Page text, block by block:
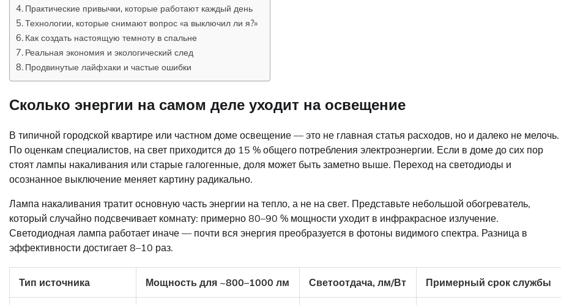
Практические привычки, которые работают каждый день
Технологии, которые снимают вопрос «а выключил ли я?»
Как создать настоящую темноту в спальне
Реальная экономия и экологический след
Продвинутые лайфхаки и частые ошибки
Сколько энергии на самом деле уходит на освещение
В типичной городской квартире или частном доме освещение — это не главная статья расходов, но и далеко не мелочь.
По оценкам специалистов, на свет приходится до 15 % общего потребления электроэнергии. Если в доме до сих пор
стоят лампы накаливания или старые галогенные, доля может быть заметно выше. Переход на светодиоды и
осознанное выключение меняет картину радикально.
Лампа накаливания тратит основную часть энергии на тепло, а не на свет. Представьте небольшой обогреватель,
который случайно подсвечивает комнату: примерно 80–90 % мощности уходит в инфракрасное излучение.
Светодиодная лампа работает иначе — почти вся энергия преобразуется в фотоны видимого спектра. Разница в
эффективности достигает 8–10 раз.
Тип источника Мощность для ~800–1000 лм Светоотдача, лм/Вт Примерный срок службы